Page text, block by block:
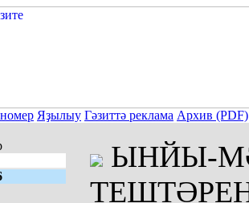
Яҙылыу Гәзиттә реклама Архив (PDF)
ЫНЙЫ-